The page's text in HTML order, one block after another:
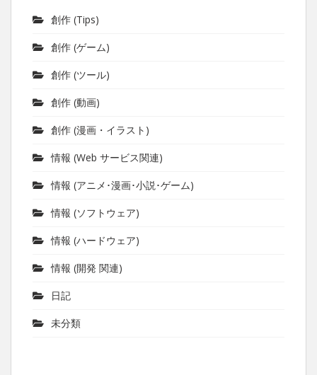
創作 (Tips)
創作 (ゲーム)
創作 (ツール)
創作 (動画)
創作 (漫画・イラスト)
情報 (Web サービス関連)
情報 (アニメ･漫画･小説･ゲーム)
情報 (ソフトウェア)
情報 (ハードウェア)
情報 (開発 関連)
日記
未分類